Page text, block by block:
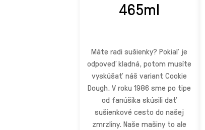
465ml
Máte radi sušienky? Pokiaľ je
odpoveď kladná, potom musíte
vyskúšať náš variant Cookie
Dough. V roku 1986 sme po tipe
od fanúšika skúsili dať
sušienkové cesto do našej
zmrzliny. Naše mašiny to ale